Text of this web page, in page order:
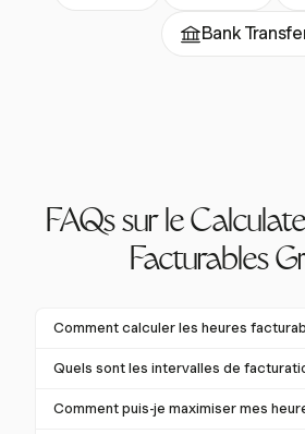
Bank
FAQs sur le
Facturables
Comment calculer les heures
Pour calculer les heures
taux horaire. Par exemple, si vous
Quels sont les intervalles de
Les intervalles de facturation
Comment puis-je maximiser mes